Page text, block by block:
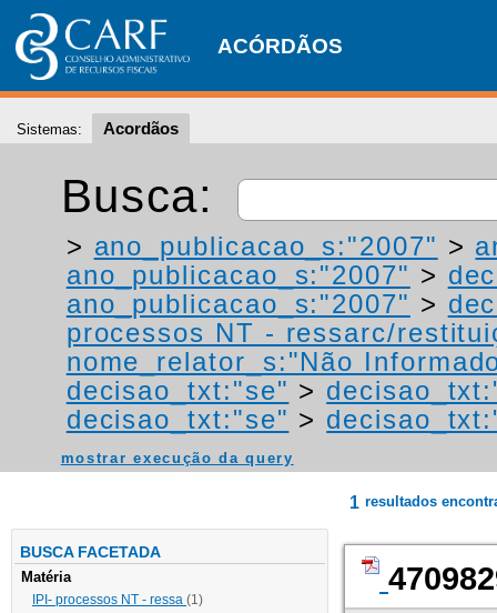
ACÓRDÃOS
Sistemas: Acordãos
Busca:
> ano_publicacao_s:"2007" >
ano_publicacao_s:"2007" >
ano_publicacao_s:"2007" >
processos NT - ressarc/
nome_relator_s:"Não
decisao_txt:"se" >
decisao_txt:"se" >
mostrar execução da query
BUSCA FACETADA
Matéria
IPI- processos NT - ressa (1)
1 resultados